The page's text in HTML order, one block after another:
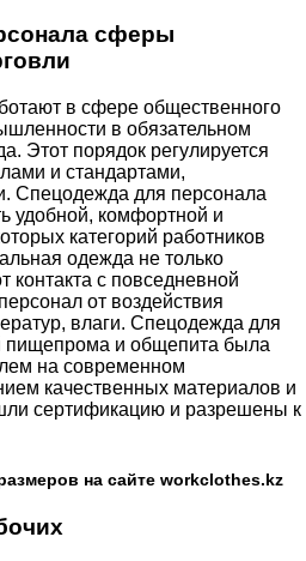
сферы
в сфере общественного
в обязательном
Этот порядок регулируется
и стандартами,
Спецодежда для персонала
удобной, комфортной и
категорий работников
одежда не только
контакта с повседневной
от воздействия
влаги. Спецодежда для
пищепрома и общепита была
на современном
качественных материалов и
сертификацию и разрешены к
на сайте workclothes.kz